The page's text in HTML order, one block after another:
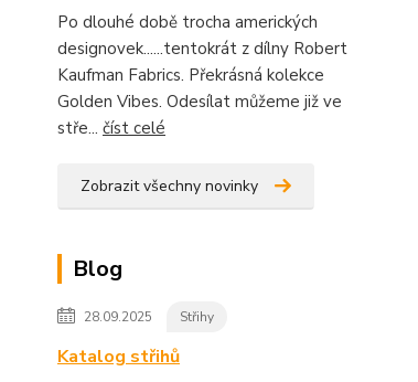
Po dlouhé době trocha amerických
designovek......tentokrát z dílny Robert
Kaufman Fabrics. Překrásná kolekce
Golden Vibes. Odesílat můžeme již ve
stře... číst celé
Zobrazit všechny novinky
Blog
28.09.2025 Střihy
Katalog střihů